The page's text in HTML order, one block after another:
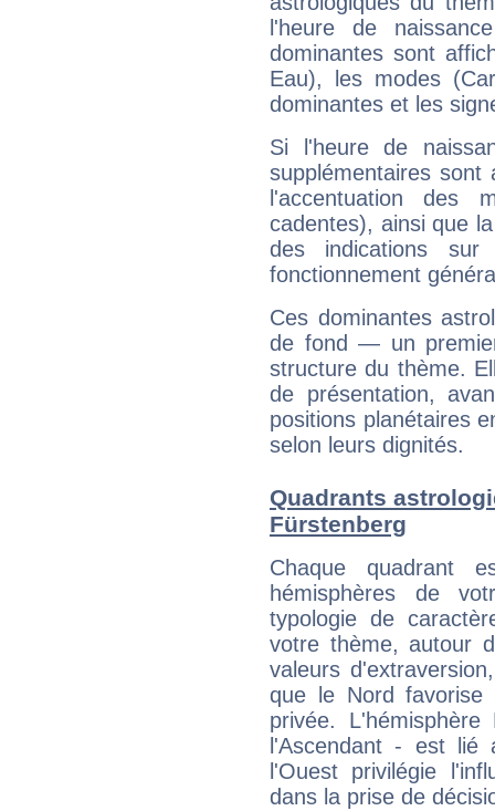
l'heure de
dominantes sont
Eau), les modes
dominantes et les
Si l'heure de
supplémentaires sont
l'accentuation des
cadentes), ainsi que
des indications sur
fonctionnement
Ces dominantes
de fond — un
structure du thème.
de présentation,
positions planétaires
selon leurs dignités.
Quadrants
Fürstenberg
Chaque quadrant
hémisphères de
typologie de
votre thème, autour
valeurs
que le Nord favorise
privée.
l'Ascendant - est
l'Ouest privilégie
dans la prise de